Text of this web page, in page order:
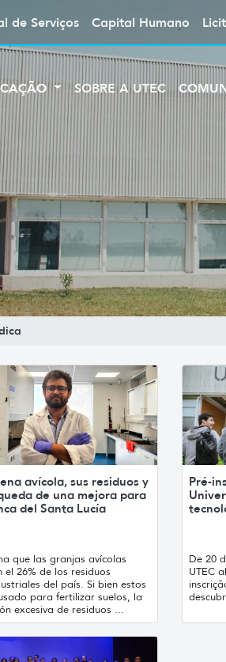
de Serviços Capital Humano
SOBRE A UTEC
avícola, sus residuos y
de una mejora para
del Santa Lucía
que las granjas avícolas
el 26% de los residuos
del país. Si bien estos
para fertilizar suelos, la
excesiva de residuos ...
Pré-
De 20
UTEC